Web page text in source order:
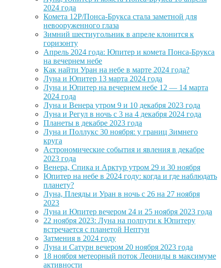
2024 года
Комета 12P/Понса-Брукса стала заметной для
невооруженного глаза
Зимний шестиугольник в апреле клонится к
горизонту
Апрель 2024 года: Юпитер и комета Понса-Брукса
на вечернем небе
Как найти Уран на небе в марте 2024 года?
Луна и Юпитер 13 марта 2024 года
Луна и Юпитер на вечернем небе 12 — 14 марта
2024 года
Луна и Венера утром 9 и 10 декабря 2023 года
Луна и Регул в ночь с 3 на 4 декабря 2024 года
Планеты в декабре 2023 года
Луна и Поллукс 30 ноября: у границ Зимнего
круга
Астрономические события и явления в декабре
2023 года
Венера, Спика и Арктур утром 29 и 30 ноября
Юпитер на небе в 2024 году: когда и где наблюдать
планету?
Луна, Плеяды и Уран в ночь с 26 на 27 ноября
2023
Луна и Юпитер вечером 24 и 25 ноября 2023 года
22 ноября 2023: Луна на полпути к Юпитеру
встречается с планетой Нептун
Затмения в 2024 году
Луна и Сатурн вечером 20 ноября 2023 года
18 ноября метеорный поток Леониды в максимуме
активности